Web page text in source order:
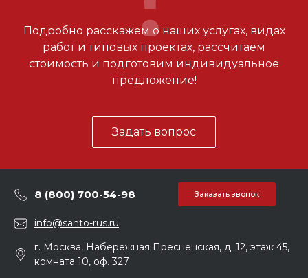
Подробно расскажем о наших услугах, видах
работ и типовых проектах, рассчитаем
стоимость и подготовим индивидуальное
предложение!
Задать вопрос
8 (800) 700-54-98 Заказать звонок
info@santo-rus.ru
г. Москва, Набережная Пресненская, д. 12, этаж 45,
комната 10, оф. 327